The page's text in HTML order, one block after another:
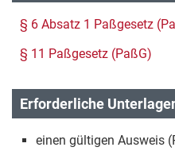
§ 6 Absatz 1 Paßgesetz
§ 11 Paßgesetz (PaßG)
Erforderliche
einen gültigen Ausweis